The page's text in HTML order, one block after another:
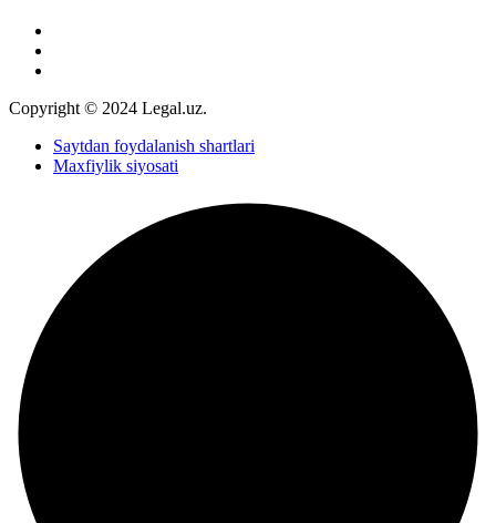
Copyright © 2024 Legal.uz.
Saytdan foydalanish shartlari
Maxfiylik siyosati